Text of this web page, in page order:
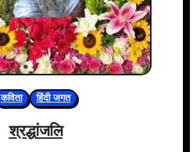
कविता हिंदी जगत
श्रद्धांजलि